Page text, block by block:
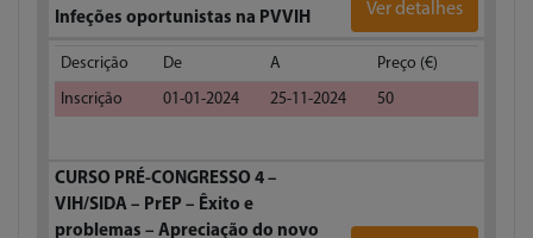
Infeções oportunistas na PVVIH
Ver detalhes
Descrição De A
Preço (€)
Inscrição
01-01-2024 25-11-2024 50
CURSO PRÉ-CONGRESSO 4 –
VIH/SIDA – PrEP – Êxito e
problemas – Apreciação do novo